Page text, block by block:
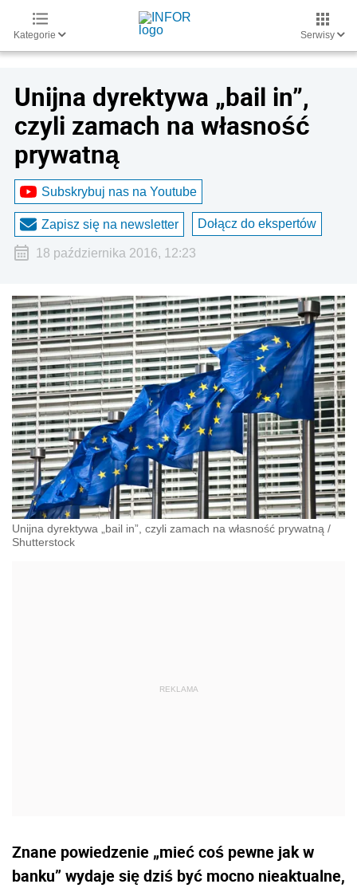
Kategorie Serwisy
Unijna dyrektywa „bail in”,
czyli zamach na własność
prywatną
Subskrybuj nas na Youtube
Zapisz się na newsletter Dołącz do ekspertów
18 października 2016, 12:23
Unijna dyrektywa „bail in”, czyli zamach na własność prywatną /
Shutterstock
Znane powiedzenie „mieć coś pewne jak w
banku” wydaje się dziś być mocno nieaktualne,